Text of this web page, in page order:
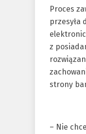
Proces
przesyła
z
strony
– Nie